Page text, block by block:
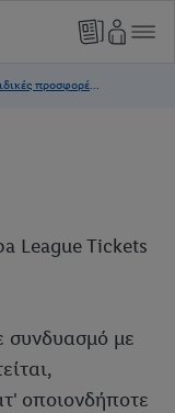
League Tickets
συνδυασμό με
οποιονδήποτε